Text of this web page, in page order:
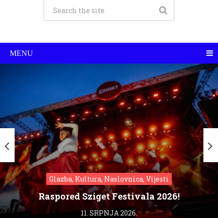
MENU
Glazba, Kultura, Naslovnica, Vijesti
Raspored Sziget Festivala 2026!
11. SRPNJA 2026.